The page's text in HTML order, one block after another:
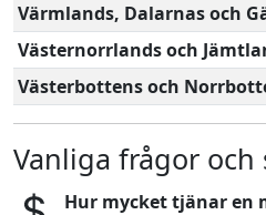
Värmlands, Dalarnas och
Västernorrlands och
Västerbottens och
Vanliga frågor och
Hur mycket tjänar en